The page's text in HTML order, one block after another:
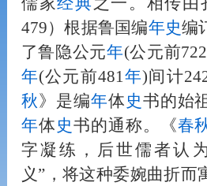
479）根据鲁国编年史编
了鲁隐公元年(公元前722
年(公元前481 年)间计
秋》是编年体 史书的始
年体 史书的通称。《春
字凝练，后世儒者认
义”，将这种委婉曲折而